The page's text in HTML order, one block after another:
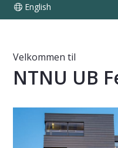
English
Velkommen til
NTNU UB